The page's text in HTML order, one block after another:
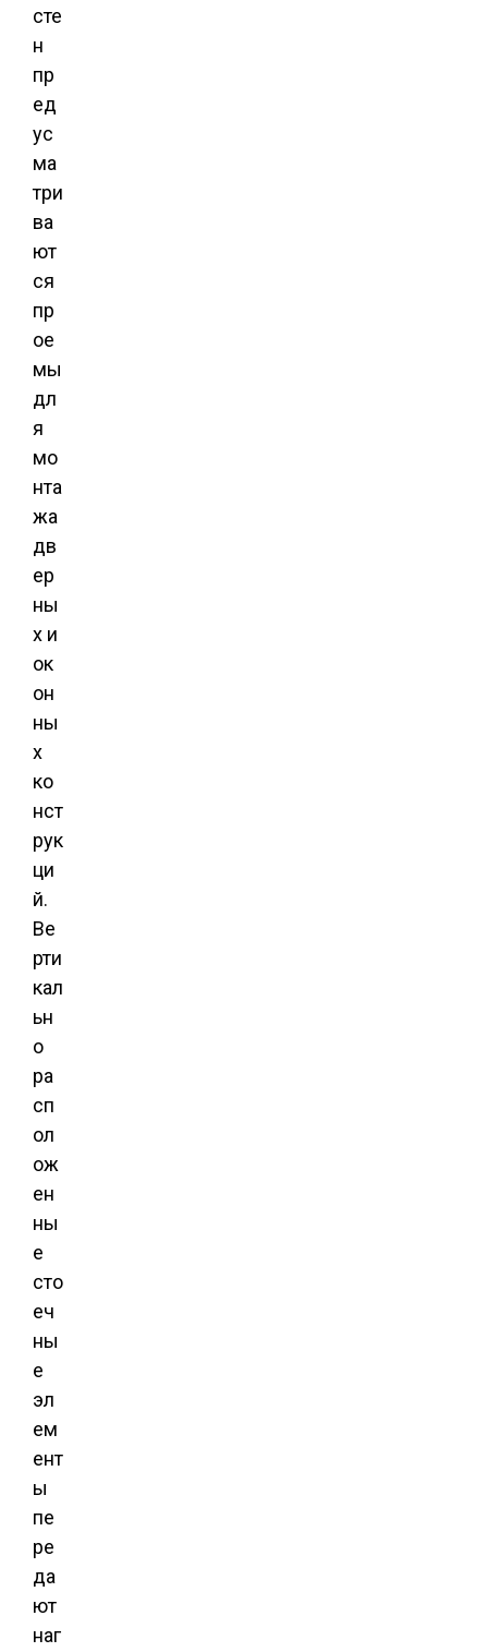
сте
н
пр
ед
ус
ма
три
ва
ют
ся
пр
ое
мы
дл
я
мо
нта
жа
дв
ер
ны
х и
ок
он
ны
х
ко
нст
рук
ци
й.
Ве
рти
кал
ьн
о
ра
сп
ол
ож
ен
ны
е
сто
еч
ны
е
эл
ем
ент
ы
пе
ре
да
ют
наг